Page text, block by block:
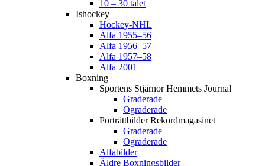
10 – 30 talet
Ishockey
Hockey-NHL
Alfa 1955–56
Alfa 1956–57
Alfa 1957–58
Alfa 2001
Boxning
Sportens Stjärnor Hemmets Journal
Graderade
Ograderade
Porträttbilder Rekordmagasinet
Graderade
Ograderade
Alfabilder
Äldre Boxningsbilder